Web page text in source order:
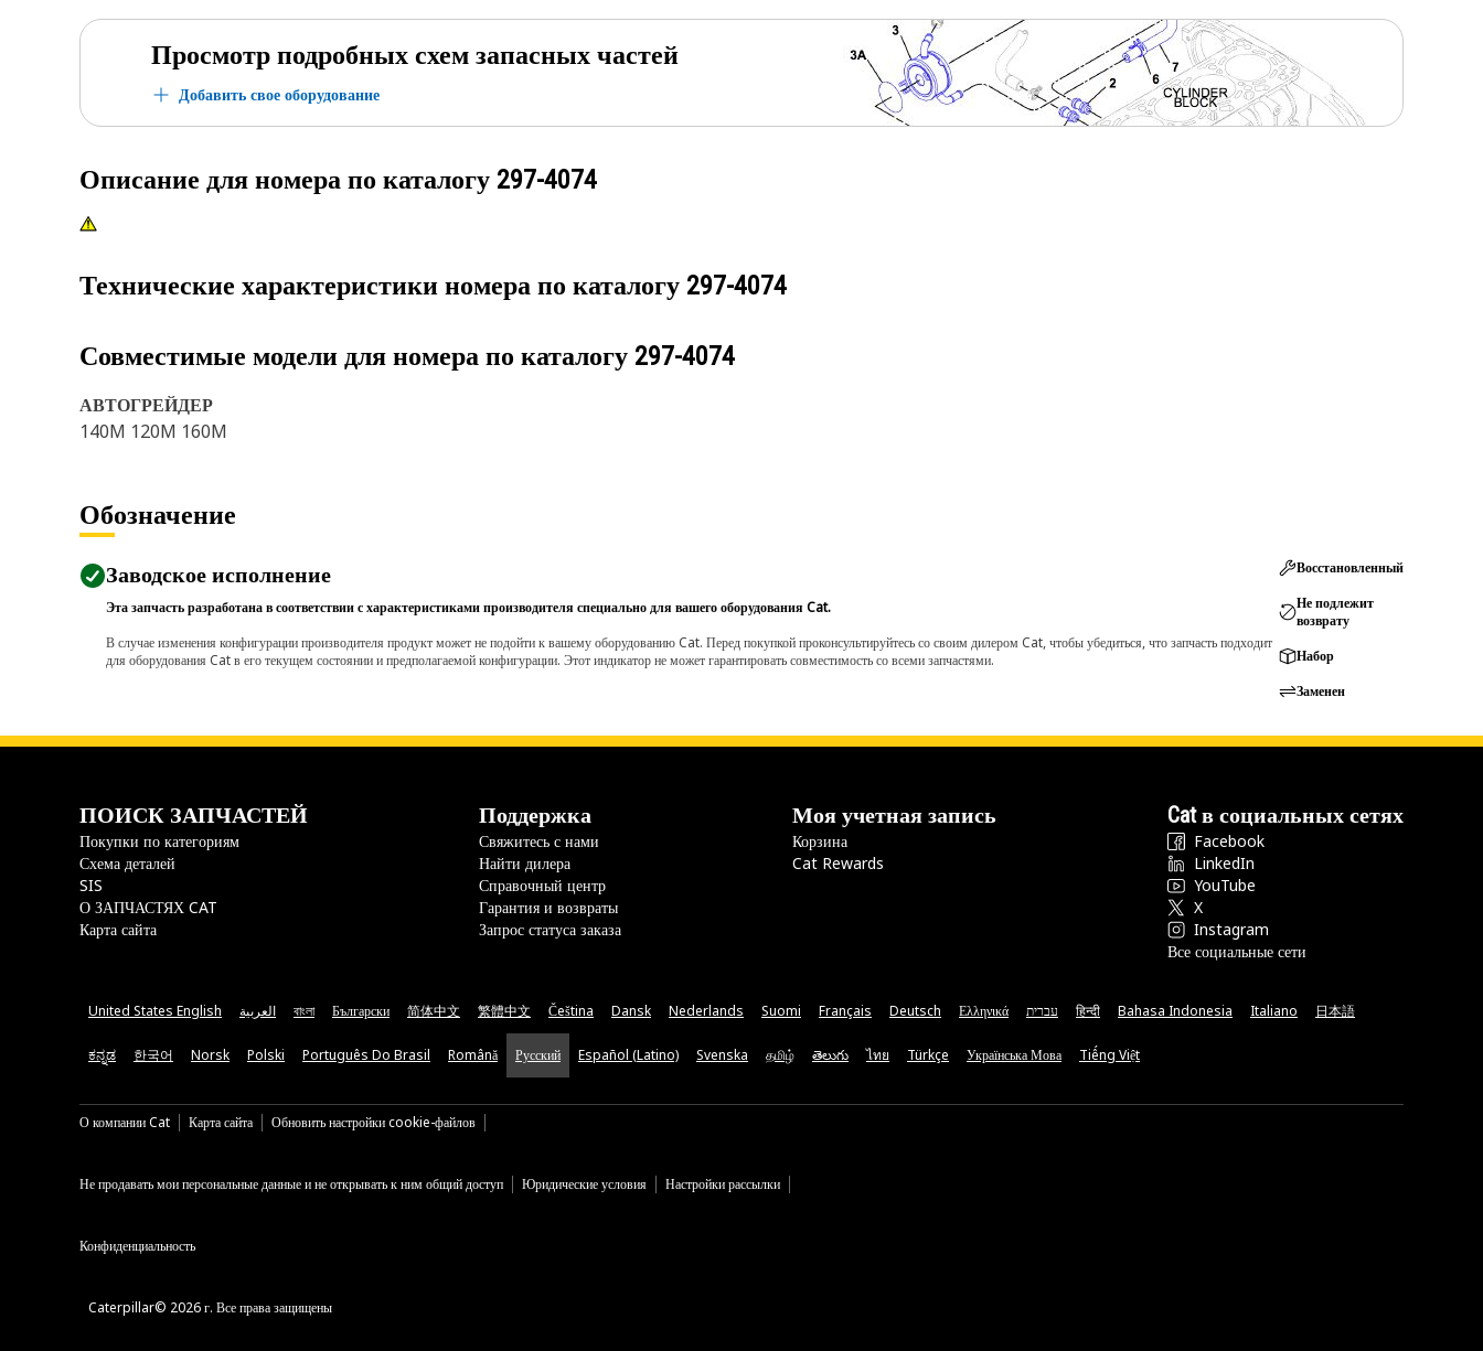
Просмотр подробных схем запасных частей
Добавить свое оборудование
Описание для номера по каталогу 297-4074
Технические характеристики номера по каталогу 297-4074
Совместимые модели для номера по каталогу 297-4074
АВТОГРЕЙДЕР
140M 120M 160M
Обозначение
Заводское исполнение
Эта запчасть разработана в соответствии с характеристиками производителя специально для вашего оборудования Cat.
В случае изменения конфигурации производителя продукт может не подойти к вашему оборудованию Cat. Перед покупкой проконсультируйтесь со своим дилером Cat, чтобы убедиться, что запчасть подходит
для оборудования Cat в его текущем состоянии и предполагаемой конфигурации. Этот индикатор не может гарантировать совместимость со всеми запчастями.
Восстановленный
Не подлежит
возврату
Набор
Заменен
ПОИСК ЗАПЧАСТЕЙ
Покупки по категориям
Схема деталей
SIS
О ЗАПЧАСТЯХ CAT
Карта сайта
Поддержка
Свяжитесь с нами
Найти дилера
Справочный центр
Гарантия и возвраты
Запрос статуса заказа
Моя учетная запись
Корзина
Cat Rewards
Cat в социальных сетях
Facebook
LinkedIn
YouTube
X
Instagram
Все социальные сети
United States English العربية বাংলা Български 简体中文 繁體中文 Čeština Dansk Nederlands Suomi Français Deutsch Ελληνικά עברית हिन्दी Bahasa Indonesia Italiano 日本語
ಕನ್ನಡ 한국어 Norsk Polski Português Do Brasil Română Русский Español (Latino) Svenska தமிழ் తెలుగు ไทย Türkçe Українська Мова Tiếng Việt
О компании Cat Карта сайта Обновить настройки cookie-файлов
Не продавать мои персональные данные и не открывать к ним общий доступ Юридические условия Настройки рассылки
Конфиденциальность
Caterpillar© 2026 г. Все права защищены